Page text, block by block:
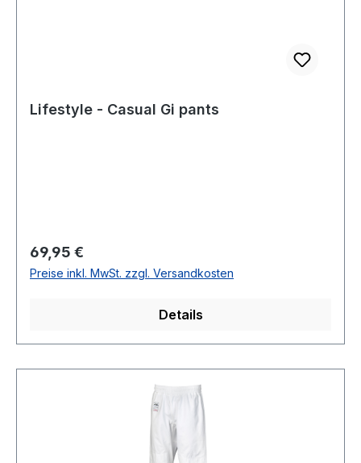
Lifestyle - Casual Gi pants
Regulärer Preis:
69,95 €
Preise inkl. MwSt. zzgl. Versandkosten
Details